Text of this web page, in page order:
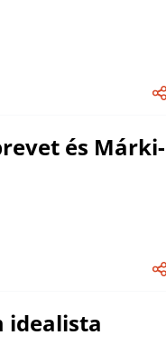
és Márki-
idealista